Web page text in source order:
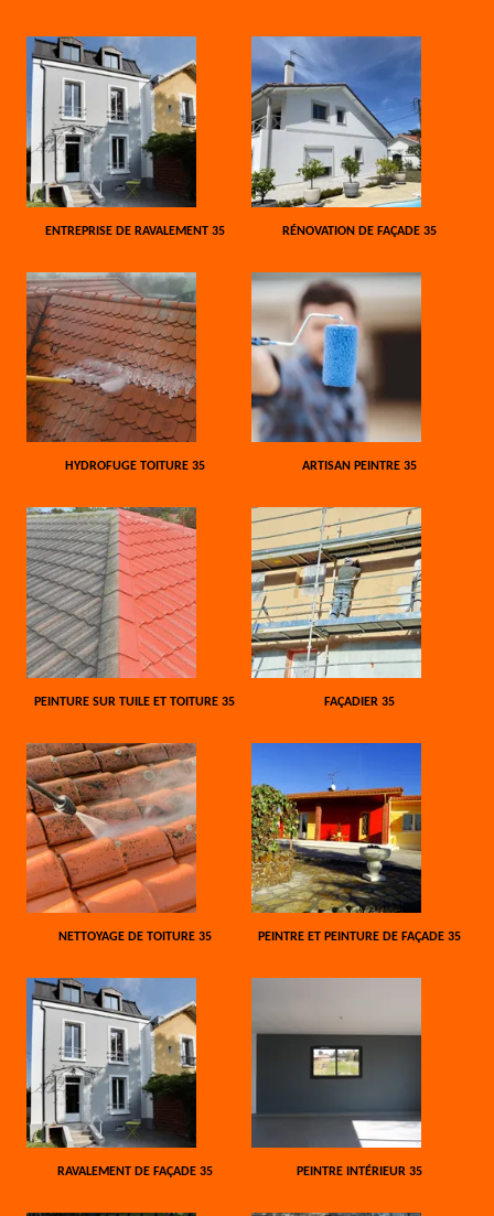
ENTREPRISE DE RAVALEMENT 35 RÉNOVATION DE FAÇADE 35
HYDROFUGE TOITURE 35 ARTISAN PEINTRE 35
PEINTURE SUR TUILE ET TOITURE 35 FAÇADIER 35
NETTOYAGE DE TOITURE 35 PEINTRE ET PEINTURE DE FAÇADE 35
RAVALEMENT DE FAÇADE 35 PEINTRE INTÉRIEUR 35